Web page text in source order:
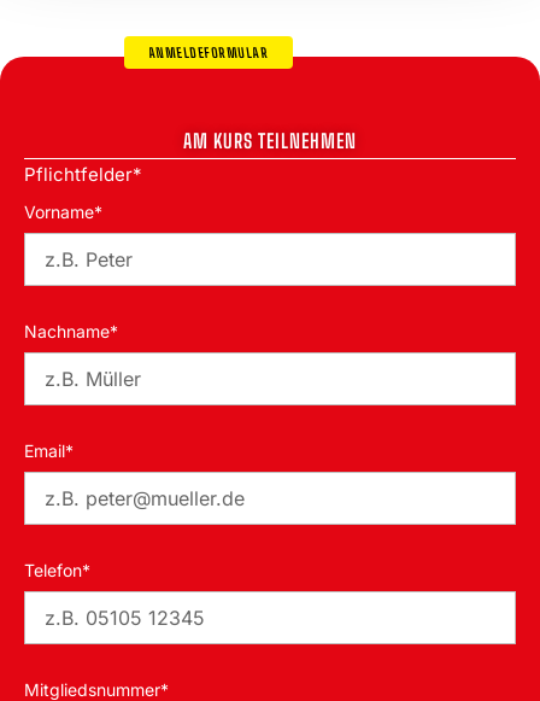
AM KURS TEILNEHMEN
Pflichtfelder*
Vorname*
Nachname*
Email*
Telefon*
Mitgliedsnummer*
ANMELDEFORMULAR